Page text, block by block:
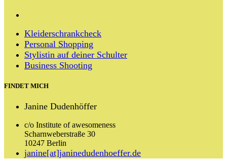
Kleiderschrankcheck
Personal Shopping
Stylistin auf deiner Schulter
Business Shooting
FINDET MICH
Janine Dudenhöffer
c/o Institute of awesomeness
Scharnweberstraße 30
10247 Berlin
janine[at]janinedudenhoeffer.de